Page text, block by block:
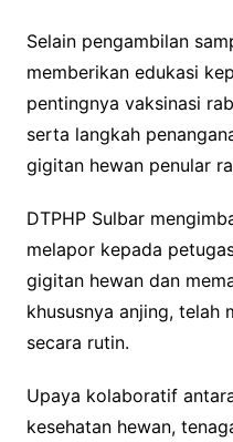
Selain pengambilan
memberikan edukasi
pentingnya vaksinasi
serta langkah
gigitan hewan penular
DTPHP Sulbar
melapor kepada
gigitan hewan dan
khususnya anjing, telah
secara rutin.
Upaya kolaboratif
kesehatan hewan,